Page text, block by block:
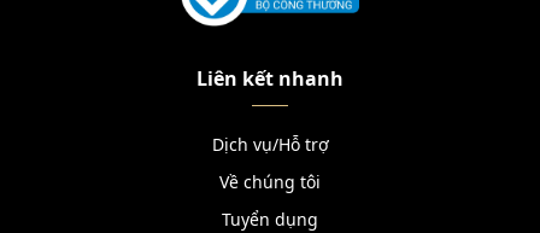
Liên kết nhanh
Dịch vụ/Hỗ trợ
Về chúng tôi
Tuyển dụng